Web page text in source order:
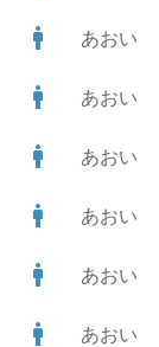
man あおい
man あおい
man あおい
man あおい
man あおい
man あおい